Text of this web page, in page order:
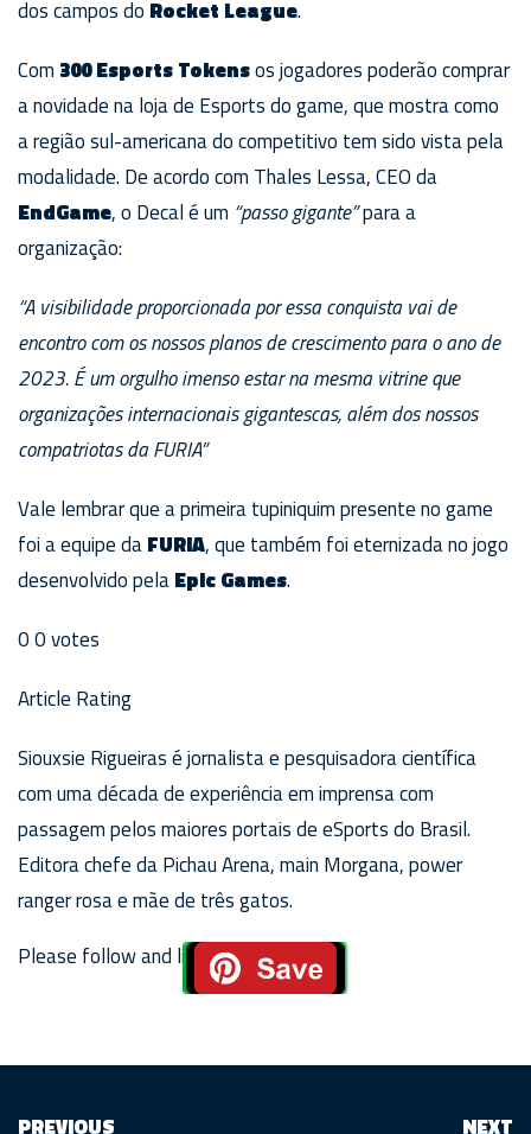
dos campos do Rocket League.
Com 300 Esports Tokensos jogadores poderão comprar
a novidade na loja de Esports do game, que mostra como
a região sul-americana do competitivo tem sido vista pela
modalidade. De acordo com Thales Lessa, CEO da
EndGame, o Decal é um “passo gigante”para a
organização:
“A visibilidade proporcionada por essa conquista vai de
encontro com os nossos planos de crescimento para o ano de
2023. É um orgulho imenso estar na mesma vitrine que
organizações internacionais gigantescas, além dos nossos
compatriotas da FURIA”
Vale lembrar que a primeira tupiniquim presente no game
foi a equipe daFURIA, que também foi eternizada no jogo
desenvolvido pelaEpic Games.
00votes
Article Rating
Siouxsie Rigueiras é jornalista e pesquisadora científica
com uma década de experiência em imprensa com
passagem pelos maiores portais de eSports do Brasil.
Editora chefe da Pichau Arena, main Morgana, power
ranger rosa e mãe de três gatos.
Please follow and like us:
PREVIOUS NEXT